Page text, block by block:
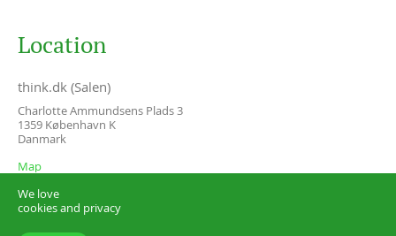
We love
cookies and privacy
Location
think.dk (Salen)
Charlotte Ammundsens Plads 3
1359 København K
Danmark
Map